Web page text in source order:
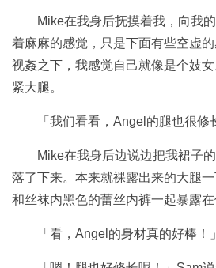
Mike在我身后抚摸着我，向我
着麻麻的感觉，只是下面有些空虚
视姦之下，我感觉自己就像是个妓
紧大腿。
「我们看看，Angel的腿也很修
Mike在我身后边说边把我裙子
落了下来。本来就裸露出来的大腿
和丝袜内黑色的蕾丝内裤一起暴露在
「看，Angel的身材真的好棒！